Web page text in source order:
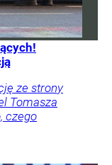
ze strony
Tomasza
czego